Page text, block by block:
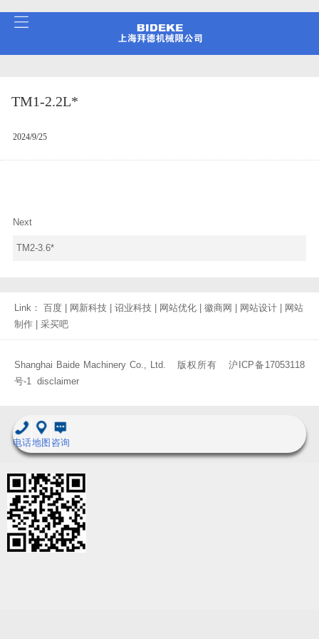
TM1-2.2L*
2024/9/25
Next
TM2-3.6*
Link： 百度 | 网新科技 | 诏业科技 | 网站优化 | 徽商网 | 网站设计 | 网站
制作 | 采买吧
Shanghai Baide Machinery Co., Ltd. 版权所有 沪ICP备17053118
号-1
disclaimer
电话地图 咨询